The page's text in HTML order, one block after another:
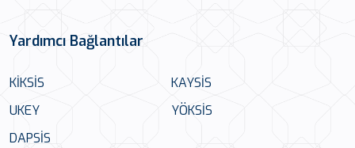
Yardımcı Bağlantılar
KİKSİS
KAYSİS
UKEY
YÖKSİS
DAPSİS